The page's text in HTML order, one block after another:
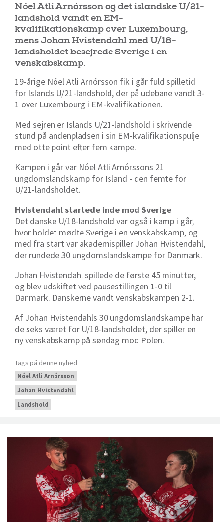
Nóel Atli Arnórsson og det islandske U/21-
landshold vandt en EM-
kvalifikationskamp over Luxembourg,
mens Johan Hvistendahl med U/18-
landsholdet besejrede Sverige i en
venskabskamp.
19-årige Nóel Atli Arnórsson fik i går fuld spilletid
for Islands U/21-landshold, der på udebane vandt 3-
1 over Luxembourg i EM-kvalifikationen.
Med sejren er Islands U/21-landshold i skrivende
stund på andenpladsen i sin EM-kvalifikationspulje
med otte point efter fem kampe.
Kampen i går var Nóel Atli Arnórssons 21.
ungdomslandskamp for Island - den femte for
U/21-landsholdet.
Hvistendahl startede inde mod Sverige
Det danske U/18-landshold var også i kamp i går,
hvor holdet mødte Sverige i en venskabskamp, og
med fra start var akademispiller Johan Hvistendahl,
der rundede 30 ungdomslandskampe for Danmark.
Johan Hvistendahl spillede de første 45 minutter,
og blev udskiftet ved pausestillingen 1-0 til
Danmark. Danskerne vandt venskabskampen 2-1.
Af Johan Hvistendahls 30 ungdomslandskampe har
de seks været for U/18-landsholdet, der spiller en
ny venskabskamp på søndag mod Polen.
Tags på denne nyhed
Nóel Atli Arnórsson
Johan Hvistendahl
Landshold